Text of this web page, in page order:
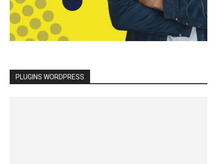
PLUGINS WORDPRESS